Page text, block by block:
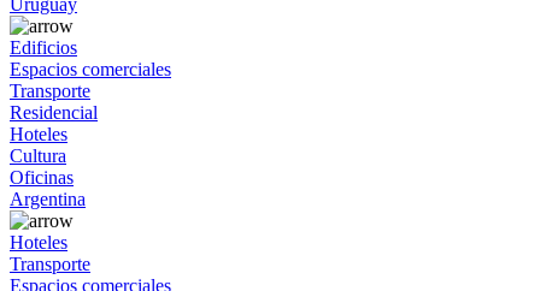
Uruguay
Edificios
Espacios comerciales
Transporte
Residencial
Hoteles
Cultura
Oficinas
Argentina
Hoteles
Transporte
Espacios comerciales